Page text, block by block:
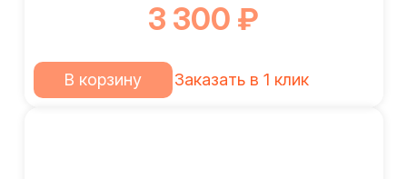
3 300 ₽
В корзину Заказать в 1 клик